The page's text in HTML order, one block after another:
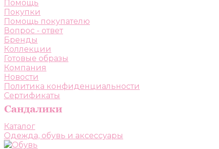
Помощь
Покупки
Помощь покупателю
Вопрос - ответ
Бренды
Коллекции
Готовые образы
Компания
Новости
Политика конфиденциальности
Сертификаты
Каталог
Одежда, обувь и аксессуары